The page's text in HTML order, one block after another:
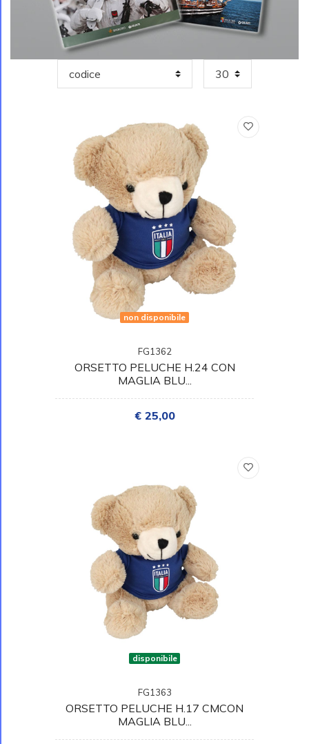
non disponibile
FG1362
ORSETTO PELUCHE H.24 CON
MAGLIA BLU...
€ 25,00
disponibile
FG1363
ORSETTO PELUCHE H.17 CMCON
MAGLIA BLU...